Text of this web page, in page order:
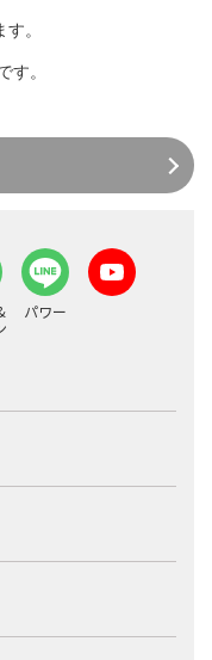
。
す。
パワー